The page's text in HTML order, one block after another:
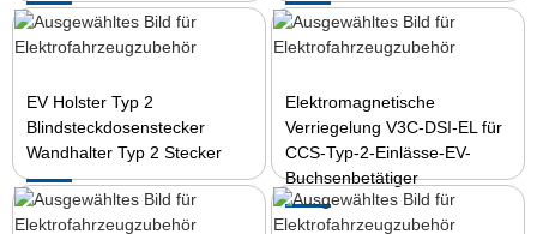
EV Holster Typ 2
Blindsteckdosenstecker
Wandhalter Typ 2 Stecker
Elektromagnetische
Verriegelung V3C-DSI-EL für
CCS-Typ-2-Einlässe-EV-
Buchsenbetätiger